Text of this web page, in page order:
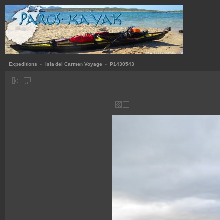
Expeditions » Isla del Carmen Voyage » P1430543